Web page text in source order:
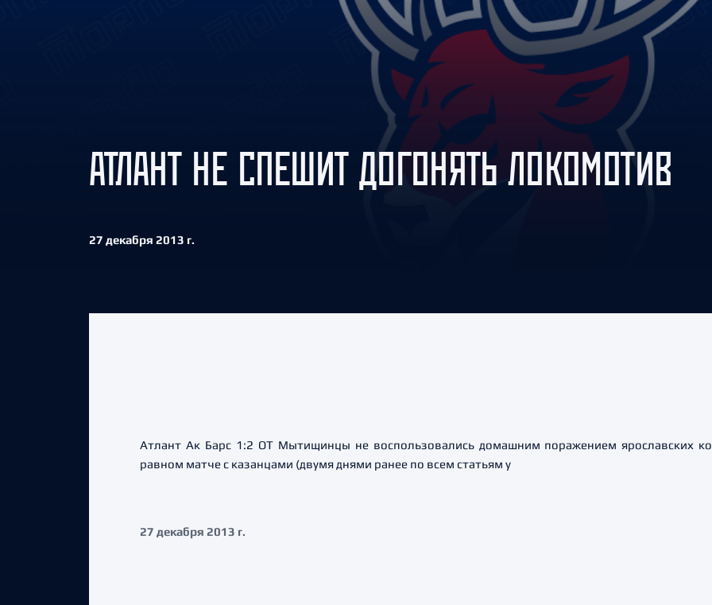
Амур
Барыс
Салават Юлаев
Сибирь
АТЛАНТ НЕ СПЕШИТ ДОГОНЯТЬ ЛОКОМОТИВ
27 декабря 2013 г.
Атлант Ак Барс 1:2 ОТ Мытищинцы не воспользовались домашним поражением ярославских
равном матче с казанцами (двумя днями ранее по всем статьям у
27 декабря 2013 г.